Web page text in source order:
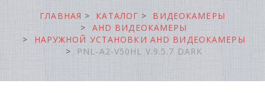
ГЛАВНАЯ КАТАЛОГ
ВИДЕОКАМЕРЫ
AHD ВИДЕОКАМЕРЫ
НАРУЖНОЙ УСТАНОВКИ AHD ВИДЕОКАМЕРЫ
PNL-A2-V50HL V.9.5.7 DARK